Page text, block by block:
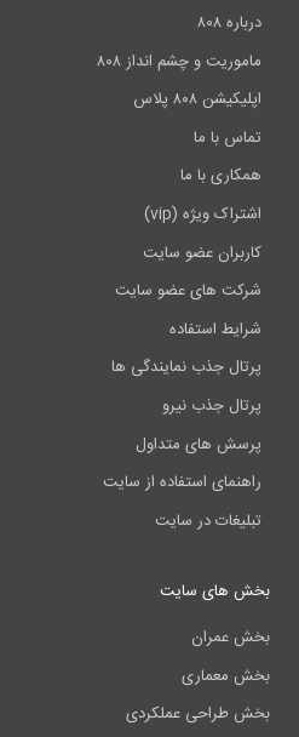
درباره ۸۰۸
ماموریت و چشم انداز ۸۰۸
اپلیکیشن ۸۰۸ پلاس
تماس با ما
همکاری با ما
اشتراک ویژه (vip)
کاربران عضو سایت
شرکت های عضو سایت
شرایط استفاده
پرتال جذب نمایندگی ها
پرتال جذب نیرو
پرسش های متداول
راهنمای استفاده از سایت
تبلیغات در سایت
بخش های سایت
بخش عمران
بخش معماری
بخش طراحی عملکردی